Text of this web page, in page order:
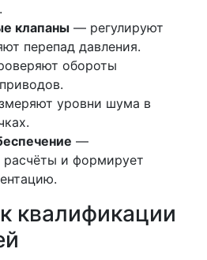
клапаны — регулируют
перепад давления.
обороты
уровни шума в
—
расчёты и формирует
квалификации